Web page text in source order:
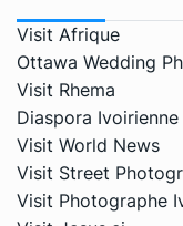
Visit Afrique
Ottawa Wedding
Visit Rhema
Diaspora Ivoirienne
Visit World News
Visit Street
Visit Photographe